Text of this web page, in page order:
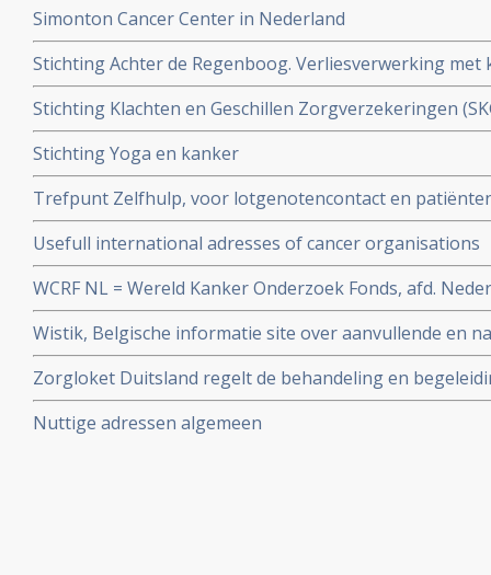
Simonton Cancer Center in Nederland
Stichting Achter de Regenboog. Verliesverwerking
Stichting Klachten en Geschillen Zorgverzekeringen
zorgverzekeringen
Stichting Yoga en kanker
Trefpunt Zelfhulp, voor lotgenotencontact en
kankerpatiënten in België
Usefull international adresses of cancer organisations
WCRF NL = Wereld Kanker Onderzoek Fonds, afd.
Wistik, Belgische informatie site over aanvullende en
kanker
Zorgloket Duitsland regelt de behandeling en
in Duitse ziekenhuizen voor bijna alle Nederlandse
Nuttige adressen algemeen